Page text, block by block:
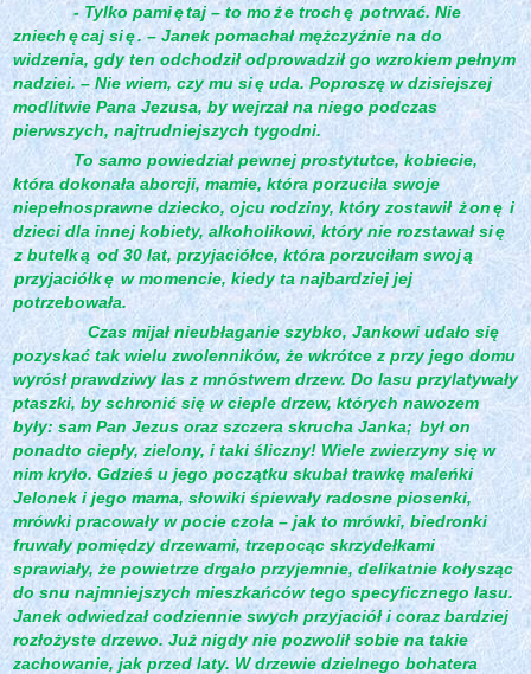
- Tylko pamiętaj – to może trochę potrwać. Nie
zniechęcaj się. – Janek pomachał mężczyźnie na do
widzenia, gdy ten odchodził odprowadził go wzrokiem pełnym
nadziei. – Nie wiem, czy mu się uda. Poproszę w dzisiejszej
modlitwie Pana Jezusa, by wejrzał na niego podczas
pierwszych, najtrudniejszych tygodni.
To samo powiedział pewnej prostytutce, kobiecie,
która dokonała aborcji, mamie, która porzuciła swoje
niepełnosprawne dziecko, ojcu rodziny, który zostawił żonę i
dzieci dla innej kobiety, alkoholikowi, który nie rozstawał się
z butelką od 30 lat, przyjaciółce, która porzuciłam swoją
przyjaciółkę w momencie, kiedy ta najbardziej jej
potrzebowała.
Czas mijał nieubłaganie szybko, Jankowi udało się
pozyskać tak wielu zwolenników, że wkrótce z przy jego domu
wyrósł prawdziwy las z mnóstwem drzew. Do lasu przylatywały
ptaszki, by schronić się w cieple drzew, których nawozem
były: sam Pan Jezus oraz szczera skrucha Janka; był on
ponadto ciepły, zielony, i taki śliczny! Wiele zwierzyny się w
nim kryło. Gdzieś u jego początku skubał trawkę maleńki
Jelonek i jego mama, słowiki śpiewały radosne piosenki,
mrówki pracowały w pocie czoła – jak to mrówki, biedronki
fruwały pomiędzy drzewami, trzepocąc skrzydełkami
sprawiały, że powietrze drgało przyjemnie, delikatnie kołysząc
do snu najmniejszych mieszkańców tego specyficznego lasu.
Janek odwiedzał codziennie swych przyjaciół i coraz bardziej
rozłożyste drzewo. Już nigdy nie pozwolił sobie na takie
zachowanie, jak przed laty. W drzewie dzielnego bohatera